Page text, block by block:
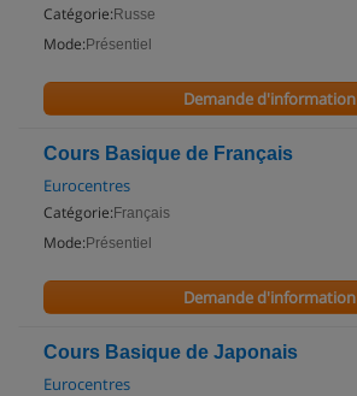
Catégorie: Russe
Mode: Présentiel
Demande d'information
Cours Basique de Français
Eurocentres
Catégorie: Français
Mode: Présentiel
Demande d'information
Cours Basique de Japonais
Eurocentres